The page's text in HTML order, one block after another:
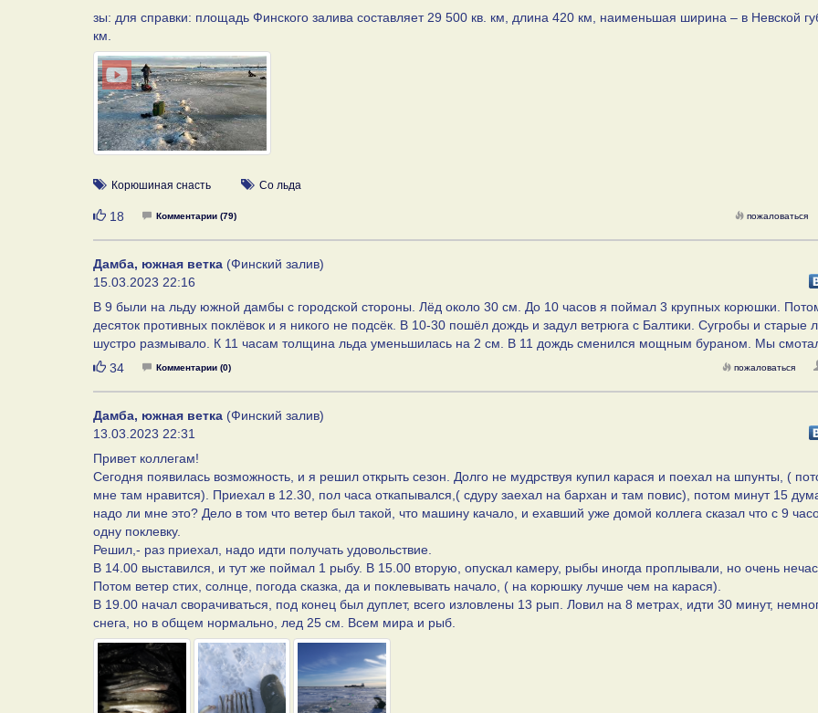
зы: для справки: площадь Финского залива составляет 29 500 кв. км, длина 420 км, наименьшая ширина – в Невской
км.
Корюшиная снасть Со льда
Нравится
18 Комментарии (79) пожаловаться
Дамба, южная ветка (Финский залив)
15.03.2023 22:16
В 9 были на льду южной дамбы с городской стороны. Лёд около 30 см. До 10 часов я поймал 3 крупных корюшки.
десяток противных поклёвок и я никого не подсёк. В 10-30 пошёл дождь и задул ветрюга с Балтики. Сугробы и старые
шустро размывало. К 11 часам толщина льда уменьшилась на 2 см. В 11 дождь сменился мощным бураном. Мы
Нравится
34 Комментарии (0) пожаловаться
Дамба, южная ветка (Финский залив)
13.03.2023 22:31
Привет коллегам!
Сегодня появилась возможность, и я решил открыть сезон. Долго не мудрствуя купил карася и поехал на шпунты, (
мне там нравится). Приехал в 12.30, пол часа откапывался,( сдуру заехал на бархан и там повис), потом минут 15
надо ли мне это? Дело в том что ветер был такой, что машину качало, и ехавший уже домой коллега сказал что с 9
одну поклевку.
Решил,- раз приехал, надо идти получать удовольствие.
В 14.00 выставился, и тут же поймал 1 рыбу. В 15.00 вторую, опускал камеру, рыбы иногда проплывали, но очень
Потом ветер стих, солнце, погода сказка, да и поклевывать начало, ( на корюшку лучше чем на карася).
В 19.00 начал сворачиваться, под конец был дуплет, всего изловлены 13 рып. Ловил на 8 метрах, идти 30 минут,
снега, но в общем нормально, лед 25 см. Всем мира и рыб.